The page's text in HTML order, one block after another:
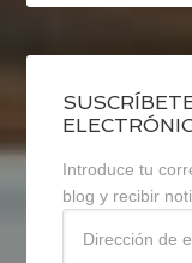
Introduce tu
blog y recibir